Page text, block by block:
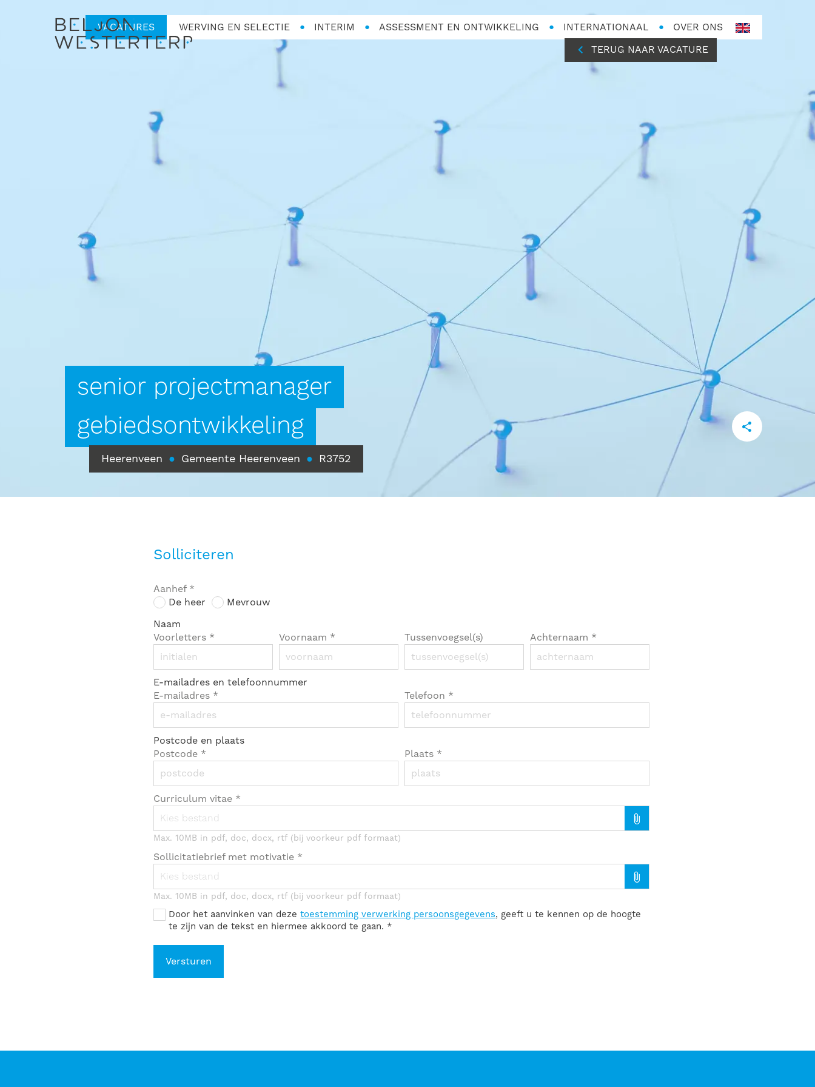
VACATURES WERVING EN SELECTIE INTERIM ASSESSMENT EN ONTWIKKELING INTERNATIONAAL OVER ONS
en-
GB
TERUG NAAR VACATURE
senior projectmanager
gebiedsontwikkeling
Heerenveen ● Gemeente Heerenveen ● R3752
Solliciteren
Aanhef *
De heer
Mevrouw
Naam
Voorletters * Voornaam * Tussenvoegsel(s) Achternaam *
E-mailadres en telefoonnummer
E-mailadres * Telefoon *
Postcode en plaats
Postcode * Plaats *
Curriculum vitae *
Kies bestand
Max. 10MB in pdf, doc, docx, rtf (bij voorkeur pdf formaat)
Sollicitatiebrief met motivatie *
Kies bestand
Max. 10MB in pdf, doc, docx, rtf (bij voorkeur pdf formaat)
Door het aanvinken van dezetoestemming verwerking persoonsgegevens, geeft u te kennen op de hoogte
te zijn van de tekst en hiermee akkoord te gaan. *
Versturen